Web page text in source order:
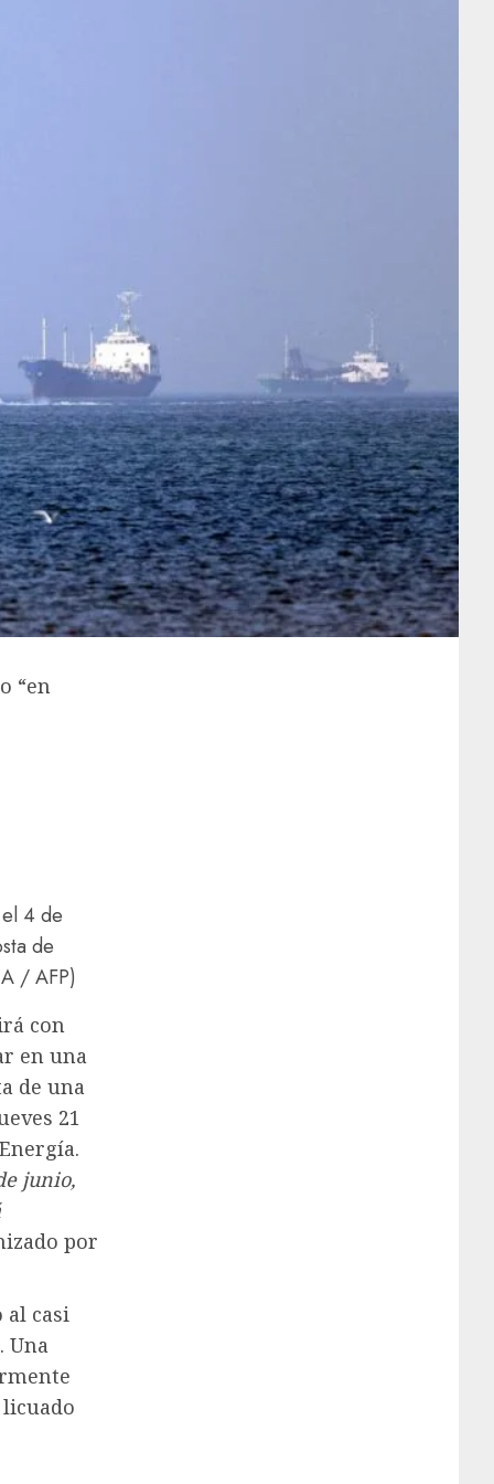
“en
4 de
de
/ AFP)
con
en una
de una
21
junio,
por
casi
Una